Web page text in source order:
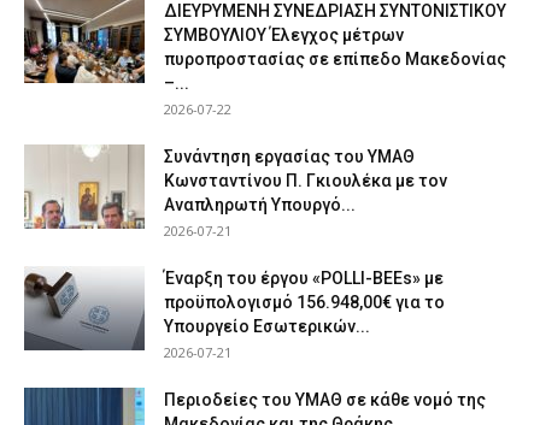
ΔΙΕΥΡΥΜΕΝΗ ΣΥΝΕΔΡΙΑΣΗ ΣΥΝΤΟΝΙΣΤΙΚΟΥ
ΣΥΜΒΟΥΛΙΟΥ Έλεγχος μέτρων
πυροπροστασίας σε επίπεδο Μακεδονίας
–...
2026-07-22
Συνάντηση εργασίας του ΥΜΑΘ
Κωνσταντίνου Π. Γκιουλέκα με τον
Αναπληρωτή Υπουργό...
2026-07-21
Έναρξη του έργου «POLLI-BEEs» με
προϋπολογισμό 156.948,00€ για το
Υπουργείο Εσωτερικών...
2026-07-21
Περιοδείες του ΥΜΑΘ σε κάθε νομό της